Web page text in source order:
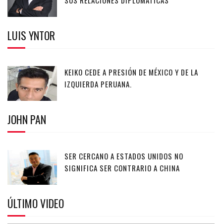
LUIS YNTOR
KEIKO CEDE A PRESIÓN DE MÉXICO Y DE LA
IZQUIERDA PERUANA.
JOHN PAN
SER CERCANO A ESTADOS UNIDOS NO
SIGNIFICA SER CONTRARIO A CHINA
ÚLTIMO VIDEO